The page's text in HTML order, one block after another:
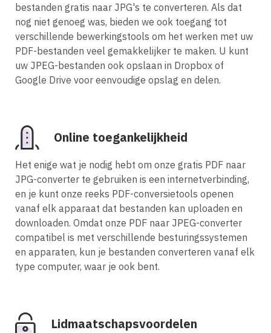
bestanden gratis naar JPG's te converteren. Als dat
nog niet genoeg was, bieden we ook toegang tot
verschillende bewerkingstools om het werken met uw
PDF-bestanden veel gemakkelijker te maken. U kunt
uw JPEG-bestanden ook opslaan in Dropbox of
Google Drive voor eenvoudige opslag en delen.
Online toegankelijkheid
Het enige wat je nodig hebt om onze gratis PDF naar
JPG-converter te gebruiken is een internetverbinding,
en je kunt onze reeks PDF-conversietools openen
vanaf elk apparaat dat bestanden kan uploaden en
downloaden. Omdat onze PDF naar JPEG-converter
compatibel is met verschillende besturingssystemen
en apparaten, kun je bestanden converteren vanaf elk
type computer, waar je ook bent.
Lidmaatschapsvoordelen